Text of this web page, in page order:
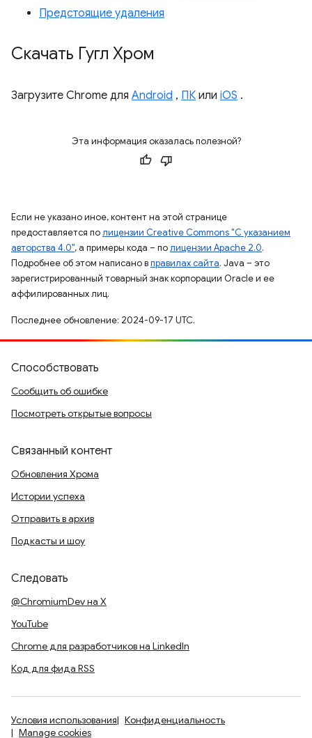
Предстоящие удаления
Скачать Гугл Хром
Загрузите Chrome для Android , ПК или iOS .
Эта информация оказалась полезной?
Если не указано иное, контент на этой странице
предоставляется полицензии Creative Commons "С указанием
авторства 4.0", а примеры кода – полицензии Apache 2.0.
Подробнее об этом написано вправилах сайта. Java – это
зарегистрированный товарный знак корпорации Oracle и ее
аффилированных лиц.
Последнее обновление: 2024-09-17 UTC.
Способствовать
Сообщить об ошибке
Посмотреть открытые вопросы
Связанный контент
Обновления Хрома
Истории успеха
Отправить в архив
Подкасты и шоу
Следовать
@ChromiumDev на X
YouTube
Chrome для разработчиков на LinkedIn
Код для фида RSS
Условия использования
Конфиденциальность
Manage cookies